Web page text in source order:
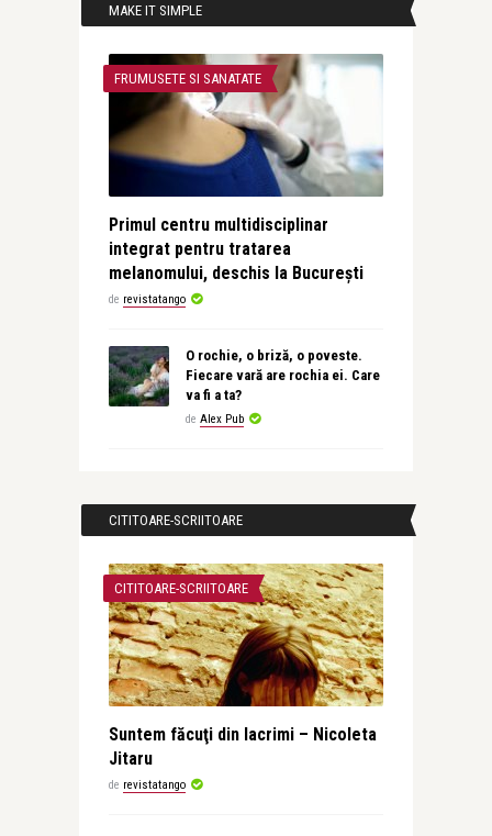
MAKE IT SIMPLE
FRUMUSETE SI SANATATE
Primul centru multidisciplinar
integrat pentru tratarea
melanomului, deschis la București
de revistatango
O rochie, o briză, o poveste.
Fiecare vară are rochia ei. Care
va fi a ta?
de Alex Pub
CITITOARE-SCRIITOARE
CITITOARE-SCRIITOARE
Suntem făcuţi din lacrimi – Nicoleta
Jitaru
de revistatango